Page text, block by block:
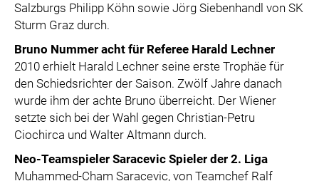
Salzburgs Philipp Köhn sowie Jörg Siebenhandl von SK
Sturm Graz durch.
Bruno Nummer acht für Referee Harald Lechner
2010 erhielt Harald Lechner seine erste Trophäe für
den Schiedsrichter der Saison. Zwölf Jahre danach
wurde ihm der achte Bruno überreicht. Der Wiener
setzte sich bei der Wahl gegen Christian-Petru
Ciochirca und Walter Altmann durch.
Neo-Teamspieler Saracevic Spieler der 2. Liga
Muhammed-Cham Saracevic, von Teamchef Ralf